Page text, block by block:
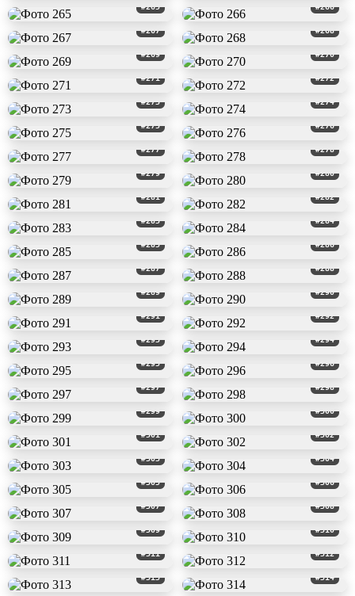
#265 #266
#267 #268
#269 #270
#271 #272
#273 #274
#275 #276
#277 #278
#279 #280
#281 #282
#283 #284
#285 #286
#287 #288
#289 #290
#291 #292
#293 #294
#295 #296
#297 #298
#299 #300
#301 #302
#303 #304
#305 #306
#307 #308
#309 #310
#311 #312
#313 #314